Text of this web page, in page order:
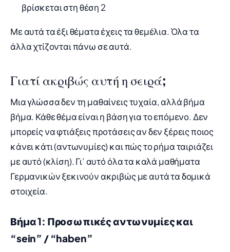
βρίσκεται στη θέση 2
Με αυτά τα έξι θέματα έχεις τα θεμέλια. Όλα τα
άλλα χτίζονται πάνω σε αυτά.
Γιατί ακριβώς αυτή η σειρά;
Μια γλώσσα δεν τη μαθαίνεις τυχαία, αλλά βήμα
βήμα. Κάθε θέμα είναι η βάση για το επόμενο. Δεν
μπορείς να φτιάξεις προτάσεις αν δεν ξέρεις ποιος
κάνει κάτι (αντωνυμίες) και πώς το ρήμα ταιριάζει
με αυτό (κλίση). Γι’ αυτό όλα τα καλά μαθήματα
Γερμανικών ξεκινούν ακριβώς με αυτά τα δομικά
στοιχεία.
Βήμα 1: Προσωπικές αντωνυμίες και
“sein” / “haben”